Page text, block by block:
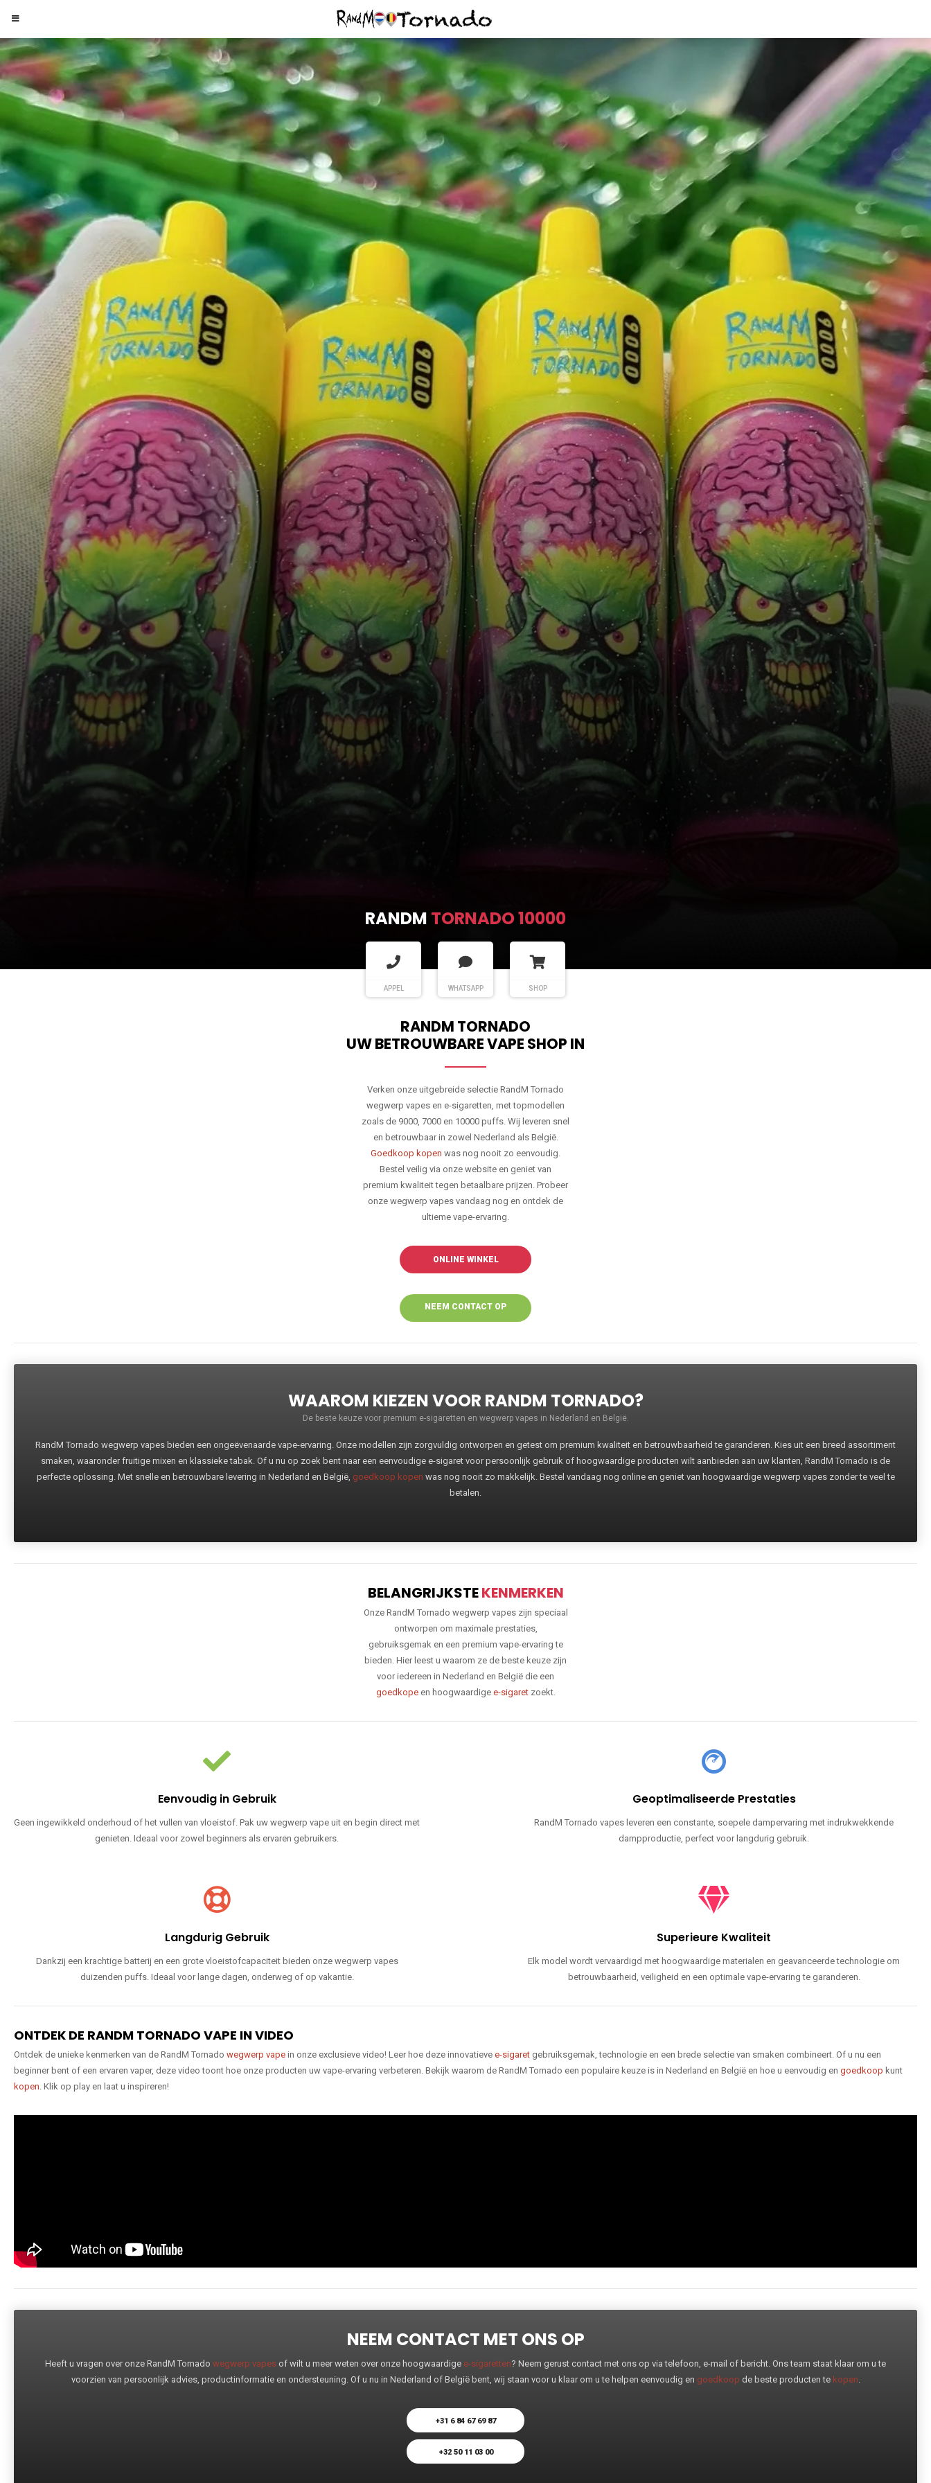
RANDM TORNADO 10000
APPEL WHATSAPP SHOP
RANDM TORNADO
UW BETROUWBARE VAPE SHOP IN
Verken onze uitgebreide selectie RandM Tornado
wegwerp vapes en e-sigaretten, met topmodellen
zoals de 9000, 7000 en 10000 puffs. Wij leveren snel
en betrouwbaar in zowel Nederland als België.
Goedkoop kopen was nog nooit zo eenvoudig.
Bestel veilig via onze website en geniet van
premium kwaliteit tegen betaalbare prijzen. Probeer
onze wegwerp vapes vandaag nog en ontdek de
ultieme vape-ervaring.
ONLINE WINKEL
NEEM CONTACT OP
WAAROM KIEZEN VOOR RANDM TORNADO?
De beste keuze voor premium e-sigaretten en wegwerp vapes in Nederland en België.
RandM Tornado wegwerp vapes bieden een ongeëvenaarde vape-ervaring. Onze modellen zijn zorgvuldig ontworpen en getest om premium kwaliteit en betrouwbaarheid te garanderen. Kies uit een breed assortiment
smaken, waaronder fruitige mixen en klassieke tabak. Of u nu op zoek bent naar een eenvoudige e-sigaret voor persoonlijk gebruik of hoogwaardige producten wilt aanbieden aan uw klanten, RandM Tornado is de
perfecte oplossing. Met snelle en betrouwbare levering in Nederland en België, goedkoop kopen was nog nooit zo makkelijk. Bestel vandaag nog online en geniet van hoogwaardige wegwerp vapes zonder te veel te
betalen.
BELANGRIJKSTEKENMERKEN
Onze RandM Tornado wegwerp vapes zijn speciaal
ontworpen om maximale prestaties,
gebruiksgemak en een premium vape-ervaring te
bieden. Hier leest u waarom ze de beste keuze zijn
voor iedereen in Nederland en België die een
goedkopeen hoogwaardige e-sigaretzoekt.
Eenvoudig in Gebruik
Geen ingewikkeld onderhoud of het vullen van vloeistof. Pak uw wegwerp vape uit en begin direct met
genieten. Ideaal voor zowel beginners als ervaren gebruikers.
Geoptimaliseerde Prestaties
RandM Tornado vapes leveren een constante, soepele dampervaring met indrukwekkende
dampproductie, perfect voor langdurig gebruik.
Langdurig Gebruik
Dankzij een krachtige batterij en een grote vloeistofcapaciteit bieden onze wegwerp vapes
duizenden puffs. Ideaal voor lange dagen, onderweg of op vakantie.
Superieure Kwaliteit
Elk model wordt vervaardigd met hoogwaardige materialen en geavanceerde technologie om
betrouwbaarheid, veiligheid en een optimale vape-ervaring te garanderen.
ONTDEK DE RANDM TORNADO VAPE IN VIDEO
Ontdek de unieke kenmerken van de RandM Tornado wegwerp vape in onze exclusieve video! Leer hoe deze innovatieve e-sigaret gebruiksgemak, technologie en een brede selectie van smaken combineert. Of u nu een
beginner bent of een ervaren vaper, deze video toont hoe onze producten uw vape-ervaring verbeteren. Bekijk waarom de RandM Tornado een populaire keuze is in Nederland en België en hoe u eenvoudig en goedkoop kunt
kopen. Klik op play en laat u inspireren!
NEEM CONTACT MET ONS OP
Heeft u vragen over onze RandM Tornado wegwerp vapes of wilt u meer weten over onze hoogwaardige e-sigaretten? Neem gerust contact met ons op via telefoon, e-mail of bericht. Ons team staat klaar om u te
voorzien van persoonlijk advies, productinformatie en ondersteuning. Of u nu in Nederland of België bent, wij staan voor u klaar om u te helpen eenvoudig en goedkoop de beste producten te kopen.
+31 6 84 67 69 87
+32 50 11 03 00